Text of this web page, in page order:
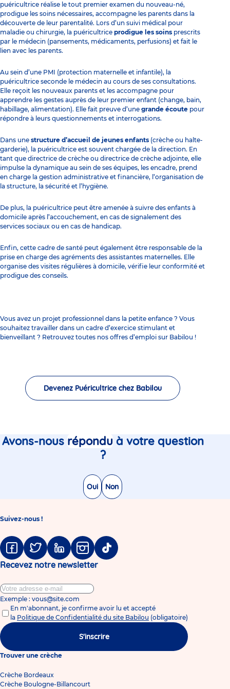
puéricultrice réalise le tout premier examen du nouveau-né,
prodigue les soins nécessaires, accompagne les parents dans la
découverte de leur parentalité. Lors d’un suivi médical pour
maladie ou chirurgie, la puéricultrice prodigue les soins prescrits
par le médecin (pansements, médicaments, perfusions) et fait le
lien avec les parents.
Au sein d’une PMI (protection maternelle et infantile), la
puéricultrice seconde le médecin au cours de ses consultations.
Elle reçoit les nouveaux parents et les accompagne pour
apprendre les gestes auprès de leur premier enfant (change, bain,
habillage, alimentation). Elle fait preuve d’une grande écoute pour
répondre à leurs questionnements et interrogations.
Dans une structure d’accueil de jeunes enfants (crèche ou halte-
garderie), la puéricultrice est souvent chargée de la direction. En
tant que directrice de crèche ou directrice de crèche adjointe, elle
impulse la dynamique au sein de ses équipes, les encadre, prend
en charge la gestion administrative et financière, l’organisation de
la structure, la sécurité et l’hygiène.
De plus, la puéricultrice peut être amenée à suivre des enfants à
domicile après l’accouchement, en cas de signalement des
services sociaux ou en cas de handicap.
Enfin, cette cadre de santé peut également être responsable de la
prise en charge des agréments des assistantes maternelles. Elle
organise des visites régulières à domicile, vérifie leur conformité et
prodigue des conseils.
Vous avez un projet professionnel dans la petite enfance ? Vous
souhaitez travailler dans un cadre d’exercice stimulant et
bienveillant ? Retrouvez toutes nos offres d’emploi sur Babilou !
Devenez Puéricultrice chez Babilou
Avons-nous réponduà votre question
?
Non
Oui
Suivez-nous !
Facebook
TwitterLinkedinInstagram
Tiktok
Recevez notre newsletter
Exemple : vous@site.com
En m'abonnant, je confirme avoir lu et accepté
la Politique de Confidentialité du site Babilou (obligatoire)
S'inscrire
Trouver une crèche
Crèche Bordeaux
Crèche Boulogne-Billancourt